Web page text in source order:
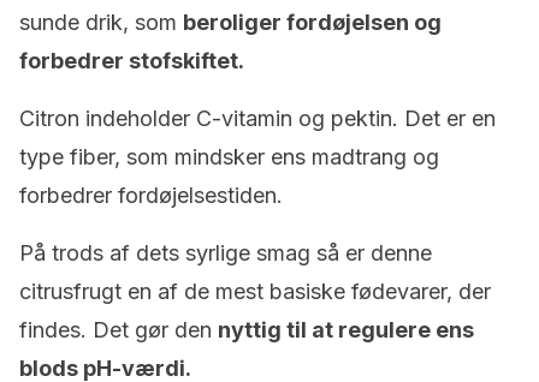
sunde drik, som beroliger fordøjelsen og
forbedrer stofskiftet.
Citron indeholder C-vitamin og pektin. Det er en
type fiber, som mindsker ens madtrang og
forbedrer fordøjelsestiden.
På trods af dets syrlige smag så er denne
citrusfrugt en af de mest basiske fødevarer, der
findes. Det gør den nyttig til at regulere ens
blods pH-værdi.